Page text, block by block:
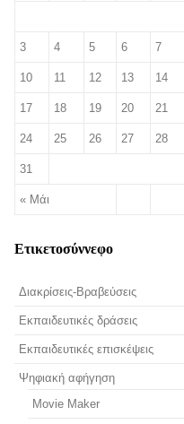
« Μάι
3 4 5 6 7
10 11 12 13 14
17 18 19 20 21
24 25 26 27 28
31
Ετικετοσύννεφο
Διακρίσεις-Βραβεύσεις
Εκπαιδευτικές δράσεις
Εκπαιδευτικές επισκέψεις
Ψηφιακή αφήγηση
Movie Maker